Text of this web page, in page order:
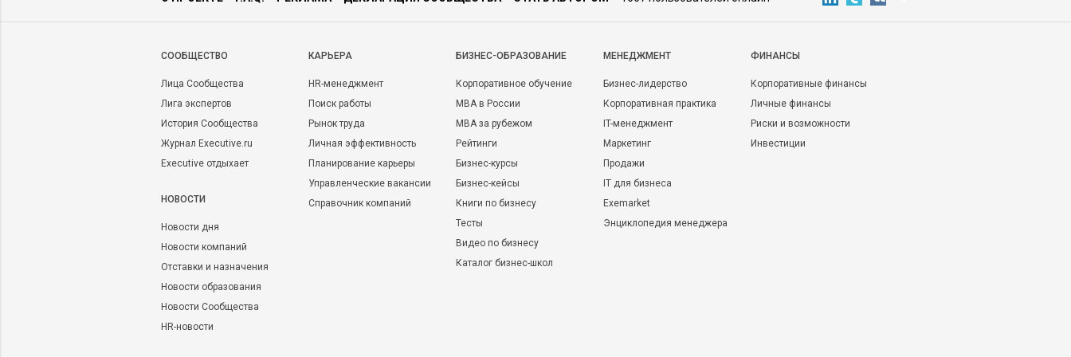
CООБЩЕСТВО
Лица Сообщества
Лига экспертов
История Сообщества
Журнал Executive.ru
Executive отдыхает
НОВОСТИ
Новости дня
Новости компаний
Отставки и назначения
Новости образования
Новости Сообщества
HR-новости
КАРЬЕРА
HR-менеджмент
Поиск работы
Рынок труда
Личная эффективность
Планирование карьеры
Управленческие вакансии
Справочник компаний
БИЗНЕС-ОБРАЗОВАНИЕ
Корпоративное обучение
MBA в России
MBA за рубежом
Рейтинги
Бизнес-курсы
Бизнес-кейсы
Книги по бизнесу
Тесты
Видео по бизнесу
Каталог бизнес-школ
МЕНЕДЖМЕНТ
Бизнес-лидерство
Корпоративная практика
IT-менеджмент
Маркетинг
Продажи
IT для бизнеса
Exemarket
Энциклопедия менеджера
ФИНАНСЫ
Корпоративные финансы
Личные финансы
Риски и возможности
Инвестиции